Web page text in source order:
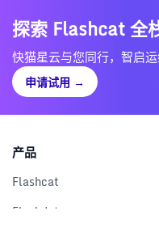
探索 Flashcat 全
快猫星云与您同行，智启
申请试用 →
产品
Flashcat
Flashduty